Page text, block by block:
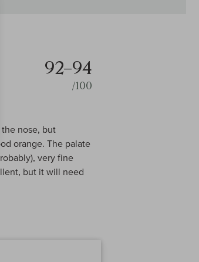
92–94
/100
nose, but
orange. The palate
very fine
but it will need